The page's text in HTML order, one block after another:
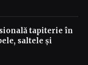
tapiterie în
saltele și